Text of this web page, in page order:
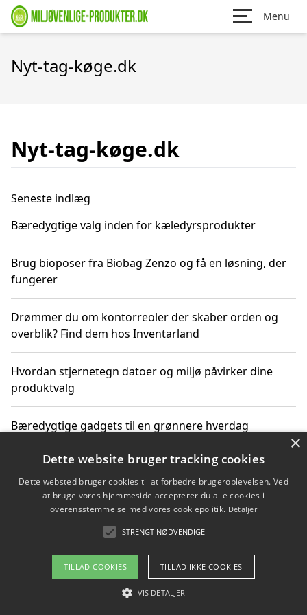
Menu
Nyt-tag-køge.dk
Nyt-tag-køge.dk
Seneste indlæg
Bæredygtige valg inden for kæledyrsprodukter
Brug bioposer fra Biobag Zenzo og få en løsning, der
fungerer
Drømmer du om kontorreoler der skaber orden og
overblik? Find dem hos Inventarland
Hvordan stjernetegn datoer og miljø påvirker dine
produktvalg
Bæredygtige gadgets til en grønnere hverdag
Copyright 2026 - Pilanto Aps
Om / kontakt
Blog Betingelser
×
Dette website bruger tracking cookies
Dette websted bruger cookies til at forbedre brugeroplevelsen. Ved
at bruge vores hjemmeside accepterer du alle cookies i
overensstemmelse med vores cookiepolitik. Detaljer
STRENGT NØDVENDIGE
TILLAD COOKIES TILLAD IKKE COOKIES
VIS DETALJER